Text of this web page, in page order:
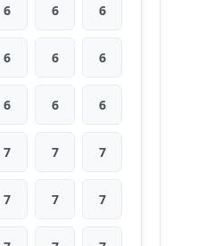
6 6 6
6 6 6
6 6 6
7 7 7
7 7 7